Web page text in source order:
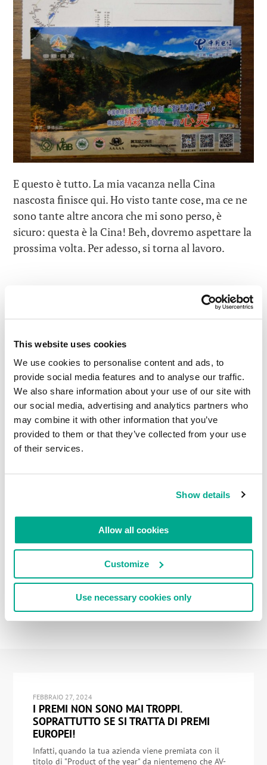
This website uses cookies
We use cookies to personalise content and ads, to
provide social media features and to analyse our traffic.
We also share information about your use of our site with
our social media, advertising and analytics partners who
may combine it with other information that you’ve
provided to them or that they’ve collected from your use
of their services.
Show details
Allow all cookies
Customize
Use necessary cookies only
E questo è tutto. La mia vacanza nella Cina
nascosta finisce qui. Ho visto tante cose, ma ce ne
sono tante altre ancora che mi sono perso, è
sicuro: questa è la Cina! Beh, dovremo aspettare la
prossima volta. Per adesso, si torna al lavoro.
LEGGI I COMMENTI 0
SCRIVI UN COMMENTO
FEBBRAIO 27, 2024
I PREMI NON SONO MAI TROPPI.
SOPRATTUTTO SE SI TRATTA DI PREMI
EUROPEI!
Infatti, quando la tua azienda viene premiata con il
titolo di "Product of the year" da nientemeno che AV-